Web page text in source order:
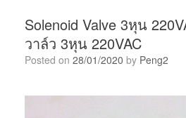
Solenoid Valve 3หุน
วาล์ว 3หุน 220VAC
Posted on 28/01/2020 by Peng2